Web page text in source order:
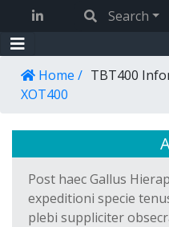
Cookies management panel
Search
Home / TBT400
XOT400
Post haec Gallus
expeditioni specie
plebi suppliciter